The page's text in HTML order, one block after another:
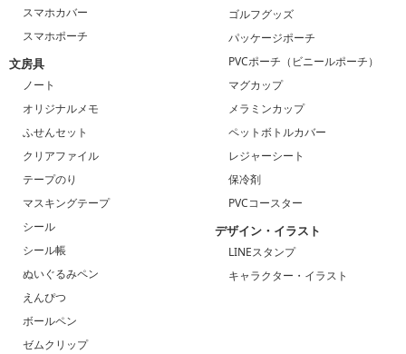
スマホカバー
スマホポーチ
文房具
ノート
オリジナルメモ
ふせんセット
クリアファイル
テープのり
マスキングテープ
シール
シール帳
ぬいぐるみペン
えんぴつ
ボールペン
ゼムクリップ
ゴルフグッズ
パッケージポーチ
PVCポーチ（ビニールポーチ）
マグカップ
メラミンカップ
ペットボトルカバー
レジャーシート
保冷剤
PVCコースター
デザイン・イラスト
LINEスタンプ
キャラクター・イラスト